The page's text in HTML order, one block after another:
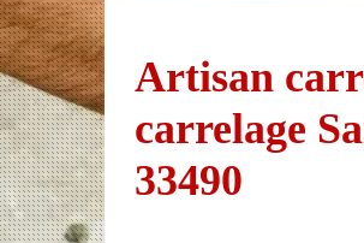
Artisan
carrelage
33490